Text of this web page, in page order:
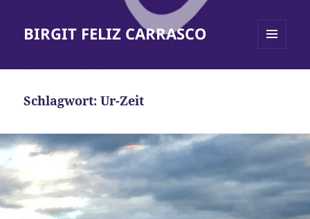
BIRGIT FELIZ CARRASCO
Schlagwort:Ur-Zeit